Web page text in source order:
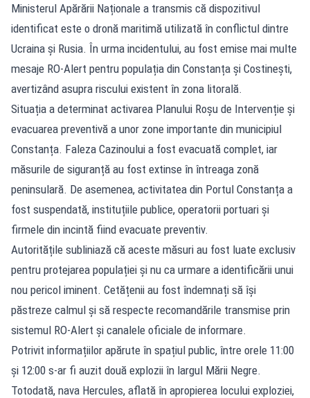
Ministerul Apărării Naționale a transmis că dispozitivul
identificat este o dronă maritimă utilizată în conflictul dintre
Ucraina și Rusia. În urma incidentului, au fost emise mai multe
mesaje RO-Alert pentru populația din Constanța și Costinești,
avertizând asupra riscului existent în zona litorală.
Situația a determinat activarea Planului Roșu de Intervenție și
evacuarea preventivă a unor zone importante din municipiul
Constanța. Faleza Cazinoului a fost evacuată complet, iar
măsurile de siguranță au fost extinse în întreaga zonă
peninsulară. De asemenea, activitatea din Portul Constanța a
fost suspendată, instituțiile publice, operatorii portuari și
firmele din incintă fiind evacuate preventiv.
Autoritățile subliniază că aceste măsuri au fost luate exclusiv
pentru protejarea populației și nu ca urmare a identificării unui
nou pericol iminent. Cetățenii au fost îndemnați să își
păstreze calmul și să respecte recomandările transmise prin
sistemul RO-Alert și canalele oficiale de informare.
Potrivit informațiilor apărute în spațiul public, între orele 11:00
și 12:00 s-ar fi auzit două explozii în largul Mării Negre.
Totodată, nava Hercules, aflată în apropierea locului exploziei,